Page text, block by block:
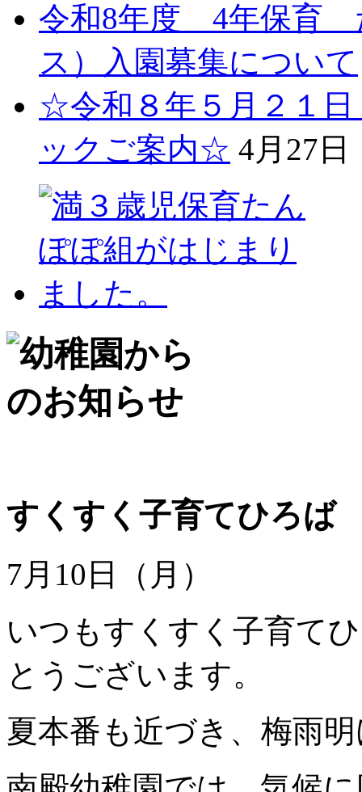
令和8年度 4年保育
ス）入園募集について
☆令和８年５月２１
ックご案内☆ 4月27日
すくすく子育てひろ
7月10日（月）
いつもすくすく子育て
とうございます。
夏本番も近づき、梅雨